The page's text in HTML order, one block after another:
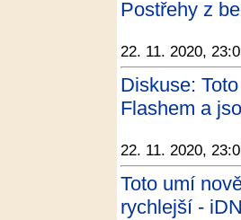
Postřehy z
22. 11. 2020,
Diskuse:
Flashem a
22. 11. 2020,
Toto umí
rychlejší -